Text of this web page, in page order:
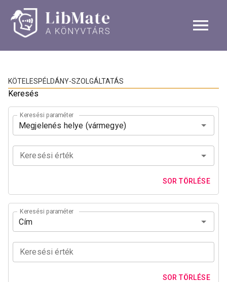
KÖTELESPÉLDÁNY-SZOLGÁLTATÁS
Keresés
Keresési paraméter
Keresési érték
SOR TÖRLÉSE
Keresési paraméter
Keresési érték
SOR TÖRLÉSE